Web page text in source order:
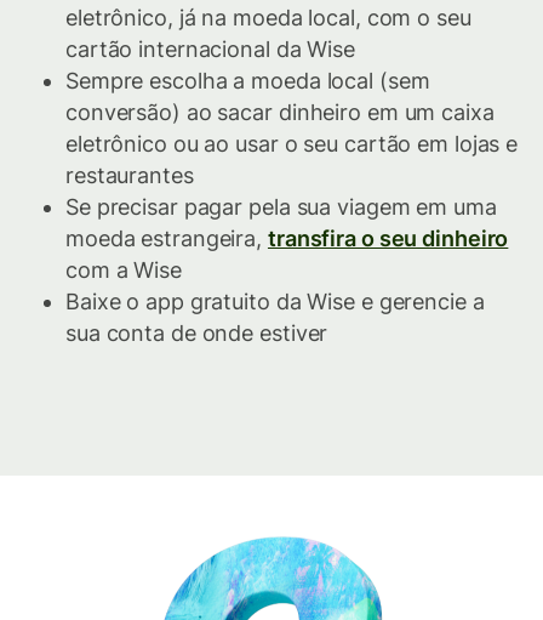
eletrônico, já na moeda local, com o seu
cartão internacional da Wise
Sempre escolha a moeda local (sem
conversão) ao sacar dinheiro em um caixa
eletrônico ou ao usar o seu cartão em lojas e
restaurantes
Se precisar pagar pela sua viagem em uma
moeda estrangeira, transfira o seu dinheiro
com a Wise
Baixe o app gratuito da Wise e gerencie a
sua conta de onde estiver